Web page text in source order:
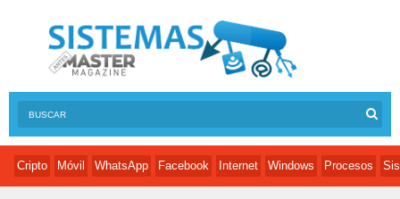
Cripto Móvil WhatsApp Facebook Internet Windows Procesos